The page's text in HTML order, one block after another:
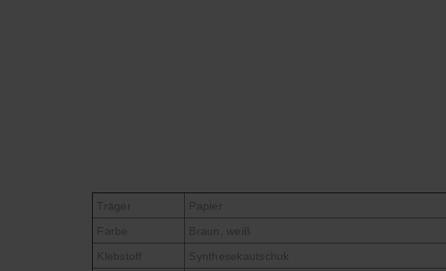
Träger
Papier
Farbe
Braun, weiß
Klebstoff
Synthesekautschuk